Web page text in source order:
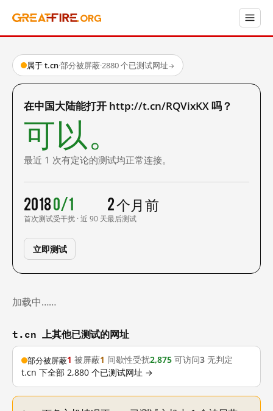
属于 t.cn·部分被屏蔽·2880 个已测试网址→
在中国大陆能打开 http://t.cn/RQVixKX 吗？
可以。
最近 1 次有定论的测试均正常连接。
2018
首次测试
0/1
受干扰 · 近 90 天
2 个月前
最后测试
立即测试
加载中……
t.cn 上其他已测试的网址
部分被屏蔽1 被屏蔽1 间歇性受扰2,875 可访问3 无判定
t.cn 下全部 2,880 个已测试网址 →